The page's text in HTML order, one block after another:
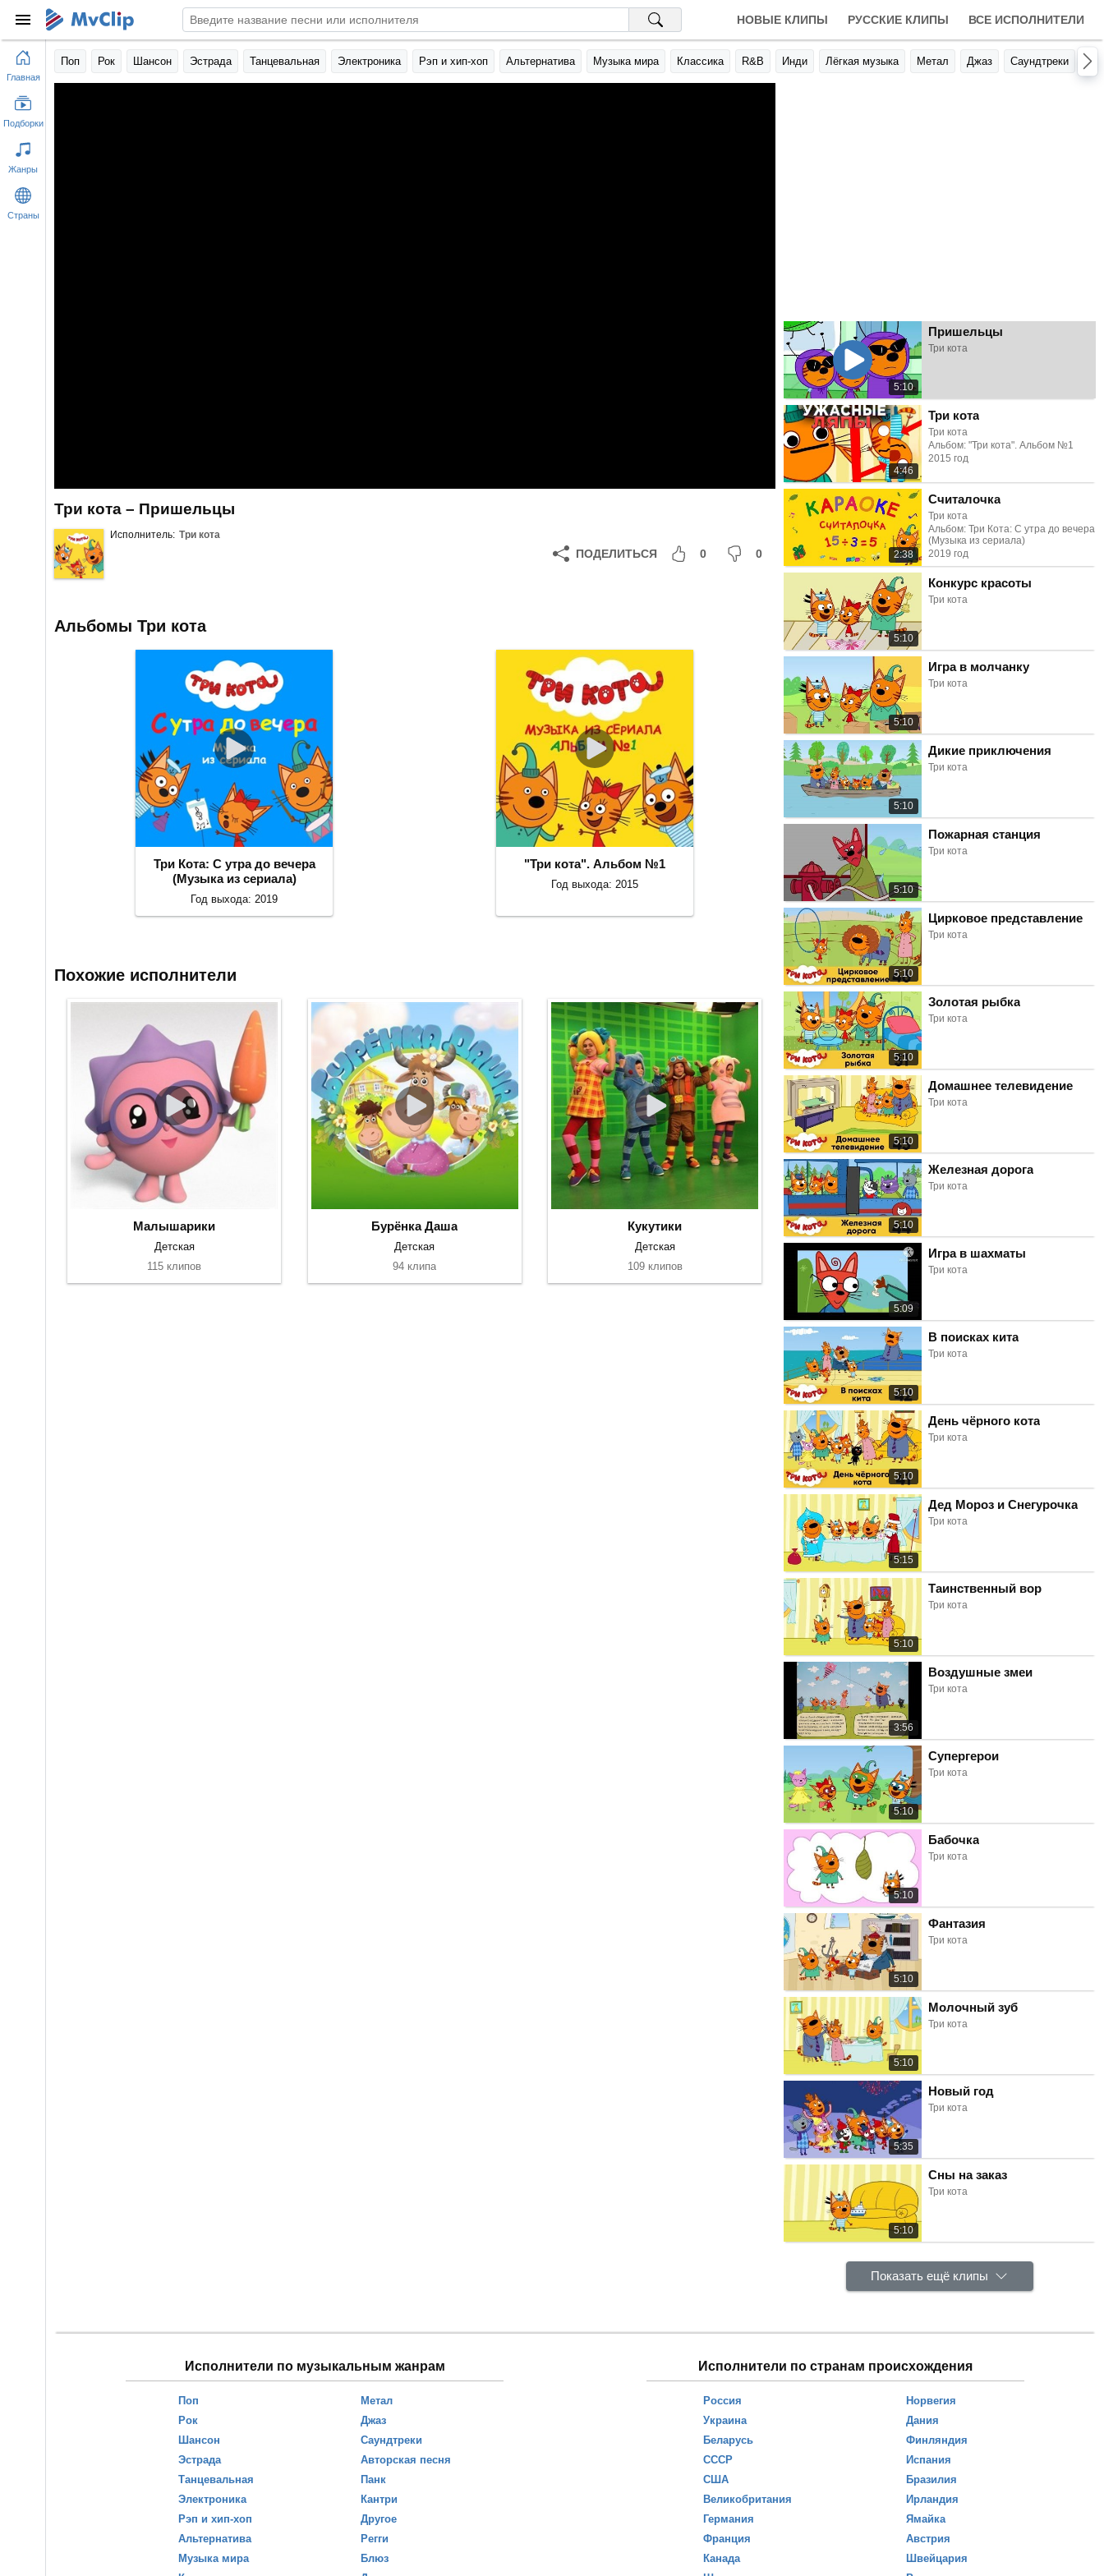
НОВЫЕ КЛИПЫ РУССКИЕ КЛИПЫ ВСЕ ИСПОЛНИТЕЛИ
Поп Рок Шансон Эстрада Танцевальная Электроника Рэп и хип-хоп Альтернатива Музыка мира Классика R&B Инди Лёгкая музыка Метал Джаз Саундтреки
Три кота – Пришельцы
Исполнитель: Три кота
ПОДЕЛИТЬСЯ 0 0
5:10
Пришельцы
Три кота
4:46
Три кота
Три кота
Альбом: "Три кота". Альбом №1
2015 год
2:38
Считалочка
Три кота
Альбом: Три Кота: С утра до вечера
(Музыка из сериала)
2019 год
5:10
Конкурс красоты
Три кота
5:10
Игра в молчанку
Три кота
5:10
Дикие приключения
Три кота
5:10
Пожарная станция
Три кота
5:10
Цирковое представление
Три кота
5:10
Золотая рыбка
Три кота
5:10
Домашнее телевидение
Три кота
5:10
Железная дорога
Три кота
5:09
Игра в шахматы
Три кота
5:10
В поисках кита
Три кота
5:10
День чёрного кота
Три кота
5:15
Дед Мороз и Снегурочка
Три кота
5:10
Таинственный вор
Три кота
3:56
Воздушные змеи
Три кота
5:10
Супергерои
Три кота
5:10
Бабочка
Три кота
5:10
Фантазия
Три кота
5:10
Молочный зуб
Три кота
5:35
Новый год
Три кота
5:10
Сны на заказ
Три кота
Показать ещё клипы
Альбомы Три кота
Три Кота: С утра до вечера
(Музыка из сериала)
Год выхода: 2019
"Три кота". Альбом №1
Год выхода: 2015
Похожие исполнители
Малышарики
Детская
115 клипов
Бурёнка Даша
Детская
94 клипа
Кукутики
Детская
109 клипов
Исполнители по музыкальным жанрам
Поп
Рок
Шансон
Эстрада
Танцевальная
Электроника
Рэп и хип-хоп
Альтернатива
Музыка мира
Метал
Джаз
Саундтреки
Авторская песня
Панк
Кантри
Другое
Регги
Блюз
Исполнители по странам происхождения
Россия
Украина
Беларусь
СССР
США
Великобритания
Германия
Франция
Канада
Норвегия
Дания
Финляндия
Испания
Бразилия
Ирландия
Ямайка
Австрия
Швейцария
Главная
Подборки
Жанры
Страны